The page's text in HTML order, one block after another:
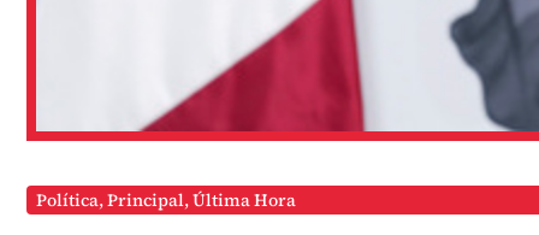
Política,Principal,Última Hora